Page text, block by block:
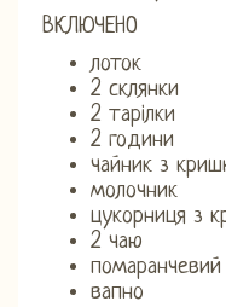
ВКЛЮЧЕНО
лоток
2 склянки
2 тарілки
2 години
чайник з
молочник
цукорниця з
2 чаю
помаранчевий
вапно